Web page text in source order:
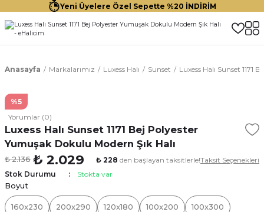
Yeni Üyelere Özel Sepette %20 İNDİRİM
Anasayfa Markalarımız Luxess Halı Sunset Luxess Halı Sunset 1171
%5
Yorumlar (0)
Luxess Halı Sunset 1171 Bej Polyester
Yumuşak Dokulu Modern Şık Halı
₺ 2.136 ₺ 2.029 ₺ 228 den başlayan taksitlerle!Taksit Seçenekleri
Stok Durumu
Stokta var
Boyut
160x230 200x290 120x180 100x200 100x300